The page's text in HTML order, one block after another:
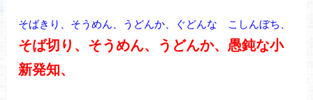
そばきり、そうめん、うどんか、ぐどんな こしんぼち、
そば切り、そうめん、うどんか、愚鈍な小
新発知、